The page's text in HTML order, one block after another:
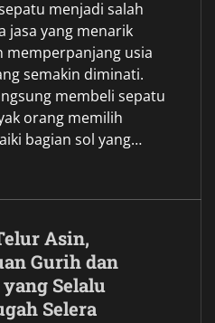
menjadi salah
jasa yang menarik
memperpanjang usia
semakin diminati.
membeli sepatu
orang memilih
bagian sol yang…
Asin,
Gurih dan
Selalu
Selera